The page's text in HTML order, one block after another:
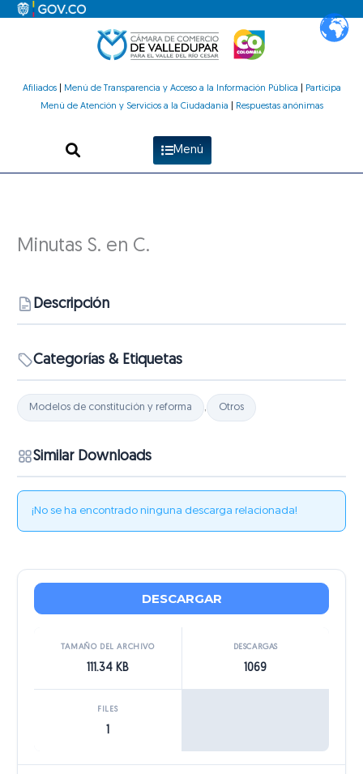
Afiliados| Menú de Transparencia y Acceso a la Información Pública
Participa
Menú de Atención y Servicios a la Ciudadanía
Respuestas anónimas
Menú
Minutas S. en C.
Descripción
Categorías & Etiquetas
Modelos de constitución y reforma , Otros
Similar Downloads
¡No se ha encontrado ninguna descarga relacionada!
DESCARGAR
TAMAÑO DEL ARCHIVO
111.34 KB
DESCARGAS
1069
FILES